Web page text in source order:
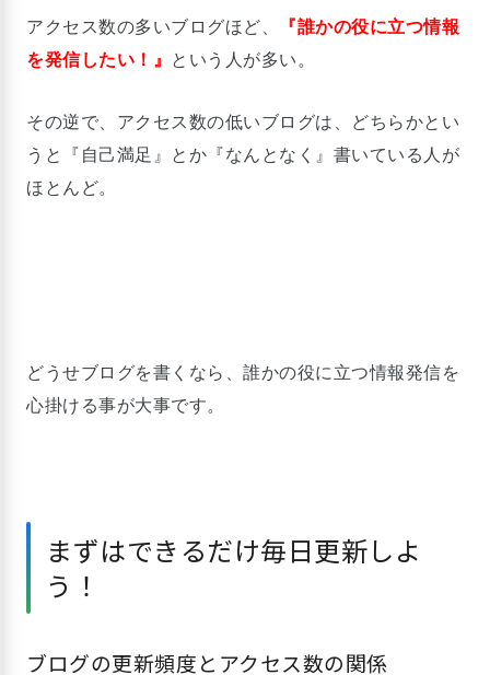
アクセス数の多いブログほど、
『誰かの役に立つ情報
を発信したい！』
という人が多い。
その逆で、アクセス数の低いブログは、どちらかとい
うと『自己満足』とか『なんとなく』書いている人が
ほとんど。
どうせブログを書くなら、誰かの役に立つ情報発信を
心掛ける事が大事です。
まずはできるだけ毎日更新しよ
う！
ブログの更新頻度とアクセス数の関係